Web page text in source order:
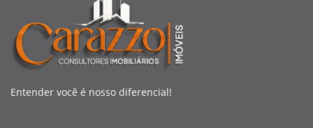
Entender você é nosso diferencial!